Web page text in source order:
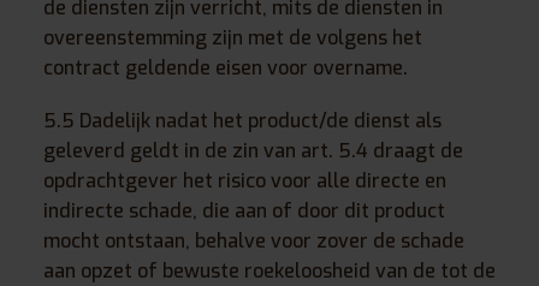
de diensten zijn verricht, mits de diensten in
overeenstemming zijn met de volgens het
contract geldende eisen voor overname.
5.5 Dadelijk nadat het product/de dienst als
geleverd geldt in de zin van art. 5.4 draagt de
opdrachtgever het risico voor alle directe en
indirecte schade, die aan of door dit product
mocht ontstaan, behalve voor zover de schade
aan opzet of bewuste roekeloosheid van de tot de